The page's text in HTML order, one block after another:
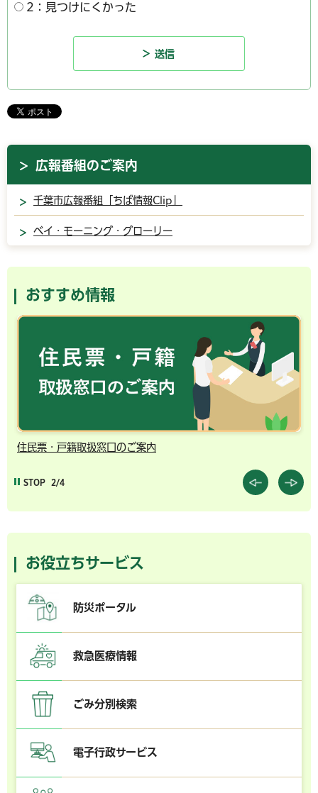
2：見つけにくかった
広報番組のご案内
千葉市広報番組「ちば情報Clip」
ベイ・モーニング・グローリー
おすすめ情報
住民票・戸籍取扱窓口のご案内
STOP 2/4
お役立ちサービス
防災ポータル
救急医療情報
ごみ分別検索
電子行政サービス